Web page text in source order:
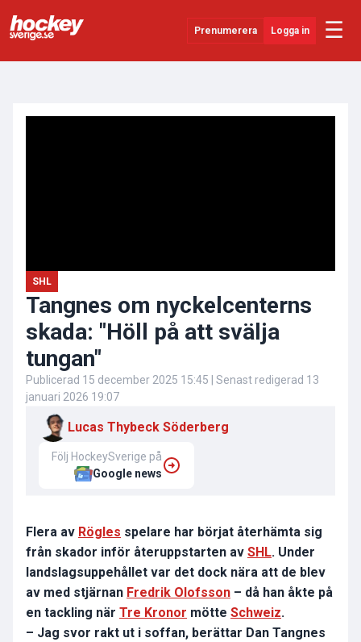
Prenumerera Logga in ☰
SHL
Tangnes om nyckelcenterns
skada: "Höll på att svälja
tungan"
Publicerad 15 december 2025 15:45 | Senast redigerad 13
januari 2026 19:07
Lucas Thybeck Söderberg
Följ HockeySverige på
Google news
Flera av Rögles spelare har börjat återhämta sig
från skador inför återuppstarten av SHL. Under
landslagsuppehållet var det dock nära att de blev
av med stjärnan Fredrik Olofsson – då han åkte på
en tackling när Tre Kronor mötte Schweiz.
– Jag svor rakt ut i soffan, berättar Dan Tangnes